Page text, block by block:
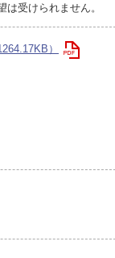
受けられません。
）